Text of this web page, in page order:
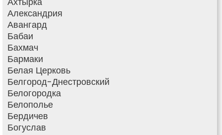
Быстрая курьерская доставка
Доставка за 60 минут
Доставить товар клиенту
Заказ еды на дом
АТБ доставка
Сильпо доставка
Варус доставка
Ашан доставка
Александрия
Авангард
Бабаи
Бахмач
Бармаки
Белая Церковь
Белгород-Днестровский
Белогородка
Белополье
Бердичев
Богуслав